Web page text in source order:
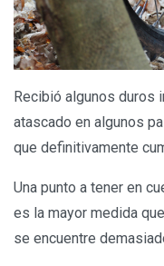
Recibió algunos duros
atascado en algunos
que definitivamente
Una punto a tener en
es la mayor medida
se encuentre